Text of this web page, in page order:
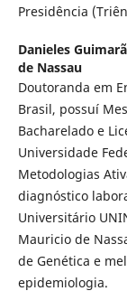
Presidência
Danieles
de Nassau
Doutoranda em
Brasil, possuí
Bacharelado e
Universidade
Metodologias
diagnóstico
Universitário
Mauricio de
de Genética e
epidemiologia.